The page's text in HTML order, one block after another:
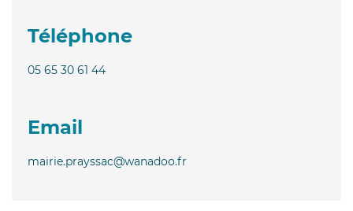
Téléphone
05 65 30 61 44
Email
mairie.prayssac@wanadoo.fr